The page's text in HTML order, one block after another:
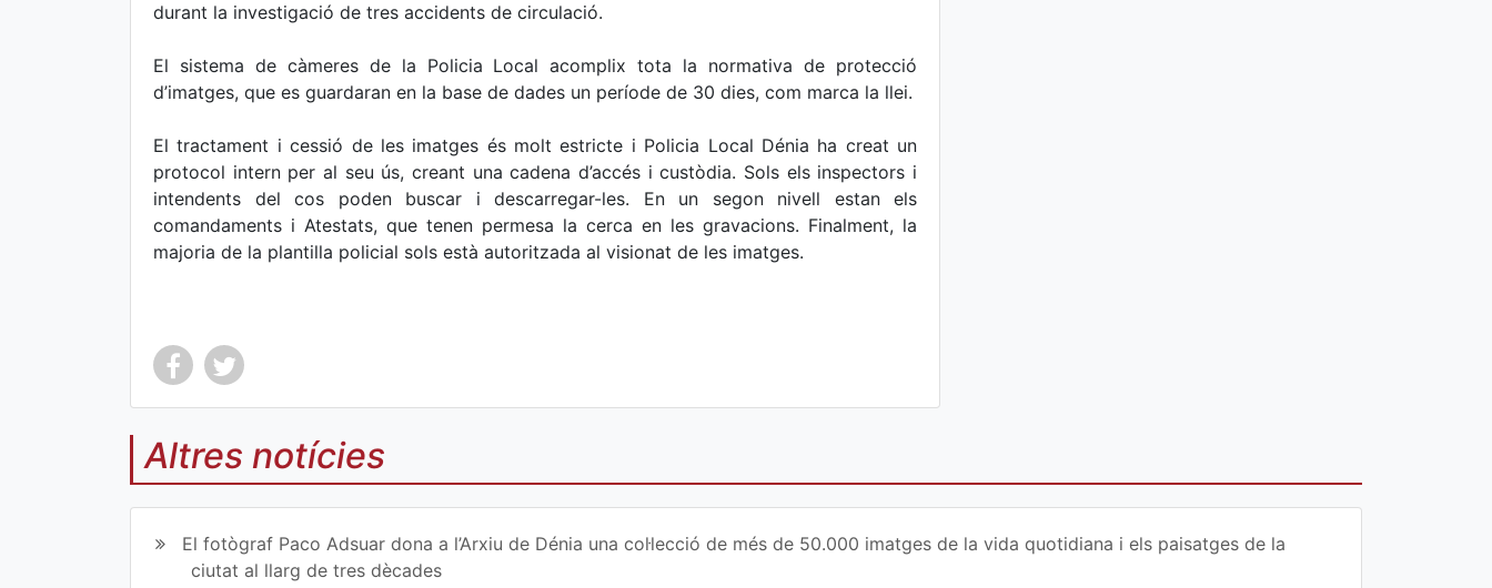
durant la investigació de tres accidents de circulació.
El sistema de càmeres de la Policia Local acomplix tota la normativa de protecció
d’imatges, que es guardaran en la base de dades un període de 30 dies, com marca la llei.
El tractament i cessió de les imatges és molt estricte i Policia Local Dénia ha creat un
protocol intern per al seu ús, creant una cadena d’accés i custòdia. Sols els inspectors i
intendents del cos poden buscar i descarregar-les. En un segon nivell estan els
comandaments i Atestats, que tenen permesa la cerca en les gravacions. Finalment, la
majoria de la plantilla policial sols està autoritzada al visionat de les imatges.
Co
art
Co
art
Altres notícies
El fotògraf Paco Adsuar dona a l’Arxiu de Dénia una col·lecció de més de 50.000 imatges de la vida quotidiana i els paisatges de la
ciutat al llarg de tres dècades